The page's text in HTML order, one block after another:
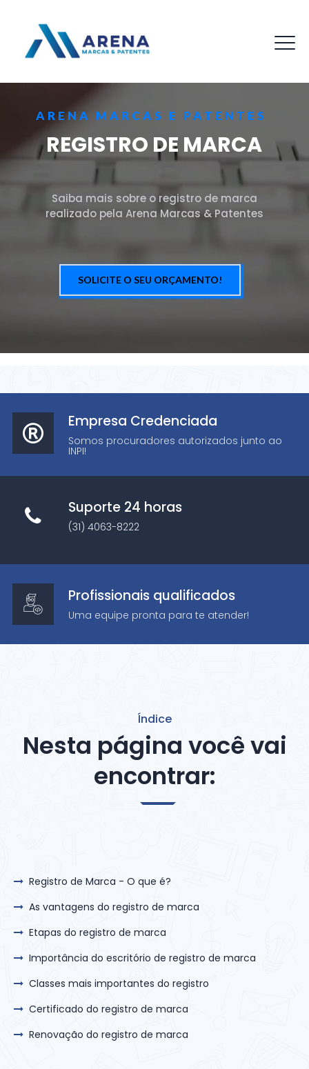
Empresa Credenciada
Somos procuradores autorizados junto ao
INPI!
Suporte 24 horas
(31) 4063-8222
Profissionais qualificados
Uma equipe pronta para te atender!
Índice
Nesta página você vai
encontrar:
Registro de Marca - O que é?
As vantagens do registro de marca
Etapas do registro de marca
Importância do escritório de registro de marca
Classes mais importantes do registro
Certificado do registro de marca
Renovação do registro de marca